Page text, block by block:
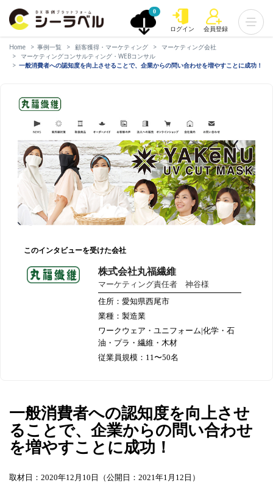
0
ログイン 会員登録
Home 事例一覧 顧客獲得・マーケティング
マーケティング会社
マーケティングコンサルティング・WEBコンサル
一般消費者への認知度を向上させることで、企業からの問い合わせを増やすことに成功！
このインタビューを受けた会社
株式会社丸福繊維
マーケティング責任者 神谷様
住所：愛知県西尾市
業種：製造業
ワークウェア・ユニフォーム|化学・石
油・プラ・繊維・木材
従業員規模：11〜50名
一般消費者への認知度を向上させ
ることで、企業からの問い合わせ
を増やすことに成功！
取材日：2020年12月10日（公開日：2021年1月12日）